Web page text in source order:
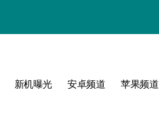
新机曝光 安卓频道 苹果频道